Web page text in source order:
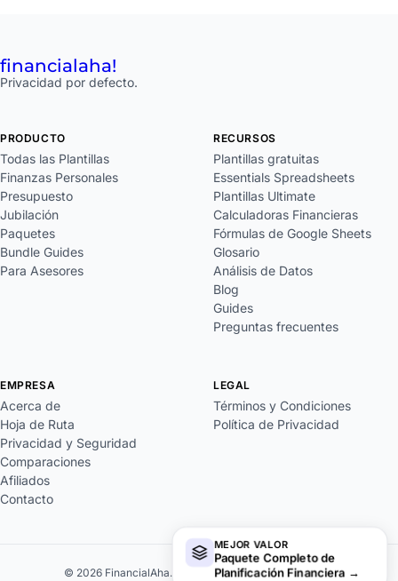
MEJOR VALOR
Paquete Completo de
Planificación Financiera →
financialaha!
Privacidad por defecto.
PRODUCTO
Todas las Plantillas
Finanzas Personales
Presupuesto
Jubilación
Paquetes
Bundle Guides
Para Asesores
RECURSOS
Plantillas gratuitas
Essentials Spreadsheets
Plantillas Ultimate
Calculadoras Financieras
Fórmulas de Google Sheets
Glosario
Análisis de Datos
Blog
Guides
Preguntas frecuentes
EMPRESA
Acerca de
Hoja de Ruta
Privacidad y Seguridad
Comparaciones
Afiliados
Contacto
LEGAL
Términos y Condiciones
Política de Privacidad
© 2026 FinancialAha. Todos los derechos reservados.